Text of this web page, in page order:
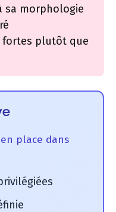
sa morphologie
fortes plutôt que
place dans